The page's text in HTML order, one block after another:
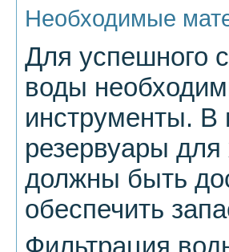
Необходимые
Для успешного
воды
инструменты. В
резервуары
должны быть
обеспечить
Фильтрация